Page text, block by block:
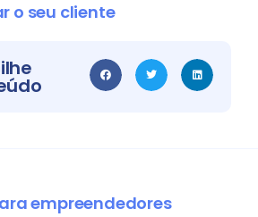
o seu cliente
empreendedores